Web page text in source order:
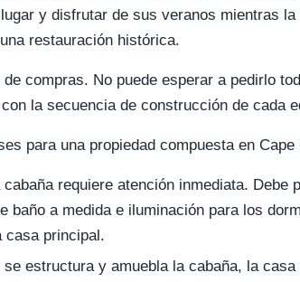
y disfrutar de sus veranos mientras
restauración histórica.
compras. No puede esperar a pedirlo
la secuencia de construcción de cada
para una propiedad compuesta en Cape
cabaña requiere atención inmediata. Debe
baño a medida e iluminación para los
casa principal.
se estructura y amuebla la cabaña, la